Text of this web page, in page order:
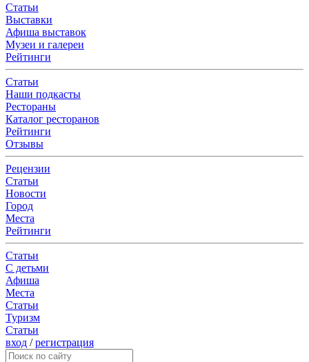
Статьи
Выставки
Афиша выставок
Музеи и галереи
Рейтинги
Статьи
Наши подкасты
Рестораны
Каталог ресторанов
Рейтинги
Отзывы
Рецензии
Статьи
Новости
Город
Места
Рейтинги
Статьи
С детьми
Афиша
Места
Статьи
Туризм
Статьи
вход /регистрация